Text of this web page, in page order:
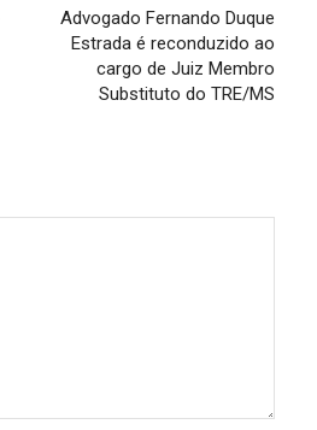
Advogado Fernando Duque
Estrada é reconduzido ao
cargo de Juiz Membro
Substituto do TRE/MS